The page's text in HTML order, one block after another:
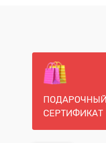
ПОДАРОЧНЫЙ
СЕРТИФИКАТ